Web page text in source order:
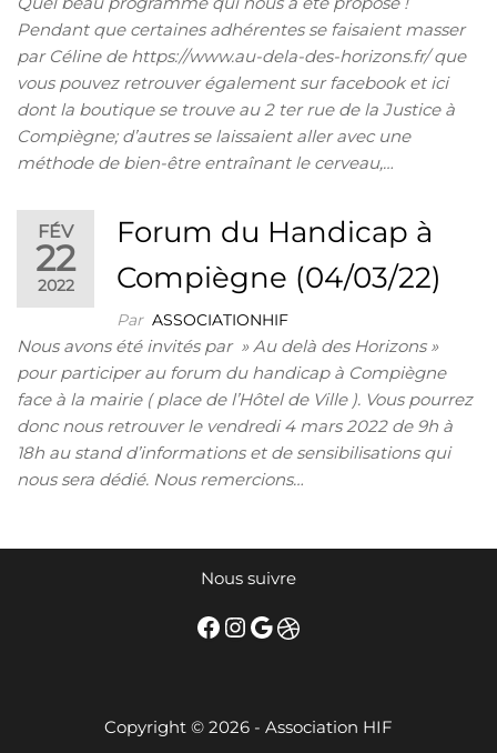
Pendant que certaines adhérentes se faisaient masser
par Céline de https://www.au-dela-des-horizons.fr/ que
vous pouvez retrouver également sur facebook et ici
dont la boutique se trouve au 2 ter rue de la Justice à
Compiègne; d’autres se laissaient aller avec une
méthode de bien-être entraînant le cerveau,…
FÉV
22
2022
Forum du Handicap à
Compiègne (04/03/22)
Par ASSOCIATIONHIF
Nous avons été invités par » Au delà des Horizons »
pour participer au forum du handicap à Compiègne
face à la mairie ( place de l’Hôtel de Ville ). Vous pourrez
donc nous retrouver le vendredi 4 mars 2022 de 9h à
18h au stand d’informations et de sensibilisations qui
nous sera dédié. Nous remercions…
Nous suivre
Facebook
Instagram
Google
Dribbble
Copyright © 2026 - Association HIF